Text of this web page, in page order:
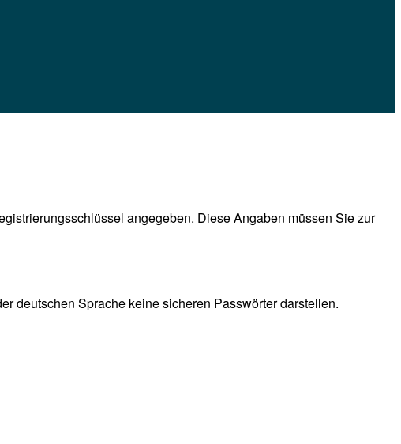
angegeben. Diese Angaben müssen Sie zur
deutschen Sprache keine sicheren Passwörter darstellen.